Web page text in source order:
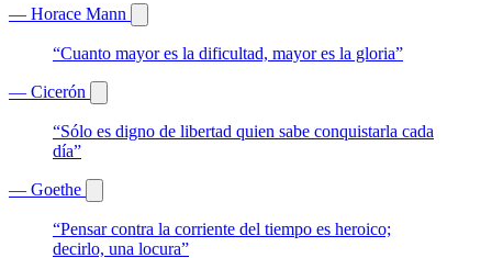
— Horace Mann
“Cuanto mayor es la dificultad, mayor es la gloria”
— Cicerón
“Sólo es digno de libertad quien sabe conquistarla cada
día”
— Goethe
“Pensar contra la corriente del tiempo es heroico;
decirlo, una locura”